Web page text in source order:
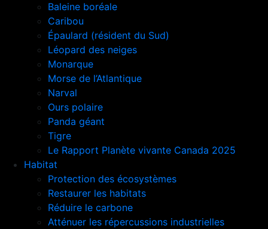
Baleine boréale
Caribou
Épaulard (résident du Sud)
Léopard des neiges
Monarque
Morse de l’Atlantique
Narval
Ours polaire
Panda géant
Tigre
Le Rapport Planète vivante Canada 2025
Habitat
Protection des écosystèmes
Restaurer les habitats
Réduire le carbone
Atténuer les répercussions industrielles